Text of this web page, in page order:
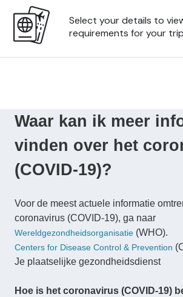
Waar kan ik meer
vinden over het
(COVID-19)?
Voor de meest actuele informatie
coronavirus (COVID-19), ga naar
Wereldgezondheidsorganisatie (WHO).
Centers for Disease Control & Prevention
Je plaatselijke gezondheidsdienst
Hoe is het coronavirus (COVID-19)